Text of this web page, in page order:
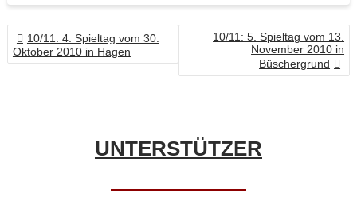
BEITRAGSNAVIGATION
10/11: 4. Spieltag vom 30.
Oktober 2010 in Hagen
10/11: 5. Spieltag vom 13.
November 2010 in
Büschergrund
UNTERSTÜTZER